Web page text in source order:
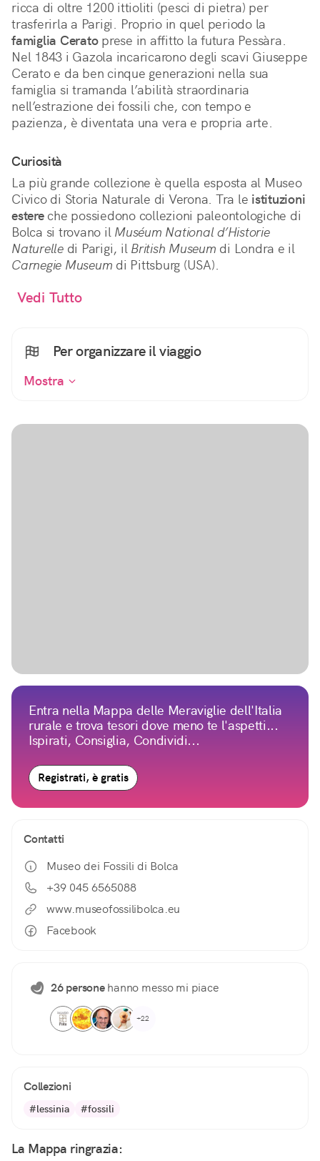
ricca di oltre 1200 ittioliti (pesci di pietra) per
trasferirla a Parigi. Proprio in quel periodo la
famiglia Ceratoprese in affitto la futura Pessàra.
Nel 1843 i Gazola incaricarono degli scavi Giuseppe
Cerato e da ben cinque generazioni nella sua
famiglia si tramanda l’abilità straordinaria
nell’estrazione dei fossili che, con tempo e
pazienza, è diventata una vera e propria arte.
Curiosità
La più grande collezione è quella esposta al Museo
Civico di Storia Naturale di Verona. Tra le istituzioni
estereche possiedono collezioni paleontologiche di
Bolca si trovano il Muséum National d’Historie
Naturelledi Parigi, il British Museum di Londra e il
Carnegie Museum di Pittsburg (USA).
Vedi Tutto
Per organizzare il viaggio
Mostra
Entra nella Mappa delle Meraviglie dell'Italia
rurale e trova tesori dove meno te l'aspetti...
Ispirati, Consiglia, Condividi...
Registrati, è gratis
Contatti
Museo dei Fossili di Bolca
+39 045 6565088
www.museofossilibolca.eu
Facebook
26 personehanno messo mi piace
+22
Collezioni
#lessinia #fossili
La Mappa ringrazia: